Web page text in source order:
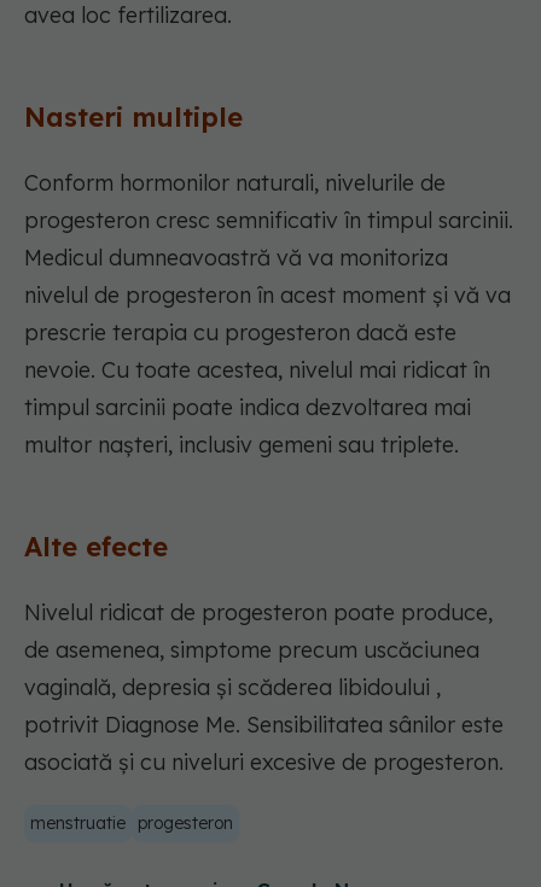
avea loc fertilizarea.
Nasteri multiple
Conform hormonilor naturali, nivelurile de
progesteron cresc semnificativ în timpul sarcinii.
Medicul dumneavoastră vă va monitoriza
nivelul de progesteron în acest moment și vă va
prescrie terapia cu progesteron dacă este
nevoie. Cu toate acestea, nivelul mai ridicat în
timpul sarcinii poate indica dezvoltarea mai
multor nașteri, inclusiv gemeni sau triplete.
Alte efecte
Nivelul ridicat de progesteron poate produce,
de asemenea, simptome precum uscăciunea
vaginală, depresia și scăderea libidoului ,
potrivit Diagnose Me. Sensibilitatea sânilor este
asociată și cu niveluri excesive de progesteron.
menstruatie progesteron